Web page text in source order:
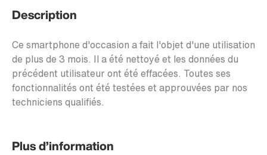
Description
Ce smartphone d'occasion a fait l'objet d'une utilisation
de plus de 3 mois. Il a été nettoyé et les données du
précédent utilisateur ont été effacées. Toutes ses
fonctionnalités ont été testées et approuvées par nos
techniciens qualifiés.
Plus d’information